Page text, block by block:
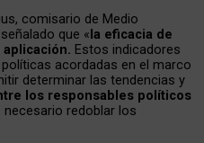
comisario de Medio
que «la eficacia de
Estos indicadores
acordadas en el marco
determinar las tendencias y
los responsables políticos
redoblar los